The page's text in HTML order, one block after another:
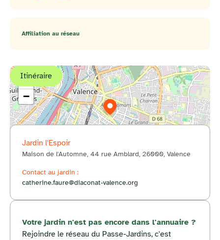
Affiliation au réseau
Itinéraire
+
−
© OpenStreetMap
Jardin l'Espoir
Maison de l'Automne, 44 rue Amblard, 26000, Valence
Contact au jardin :
catherine.faure@diaconat-valence.org
Votre jardin n'est pas encore dans l'annuaire ?
Rejoindre le réseau du Passe-Jardins, c'est